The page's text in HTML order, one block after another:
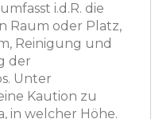
i.d.R. die
Raum oder Platz,
Reinigung und
der
Unter
Kaution zu
in welcher Höhe.